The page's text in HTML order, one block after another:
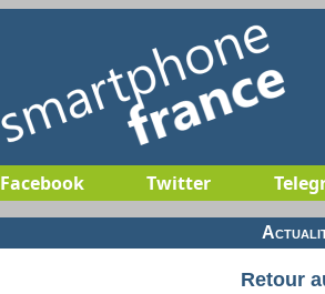
Facebook Twitter
Retour